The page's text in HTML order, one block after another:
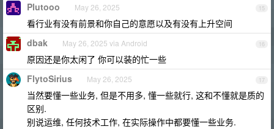
15
Plutooo May 26, 2025
看行业有没有前景和你自己的意愿以及有没有上升空间
16
dbak May 26, 2025 via Android
原因还是你太闲了 你可以装的忙一些
17
FlytoSirius May 26, 2025
当然要懂一些业务, 但是不用多, 懂一些就行, 这和不懂就是质的
区别.
别说运维, 任何技术工作, 在实际操作中都要懂一些业务.